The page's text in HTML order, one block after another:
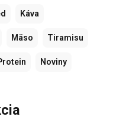
Káva
Mäso Tiramisu
Noviny